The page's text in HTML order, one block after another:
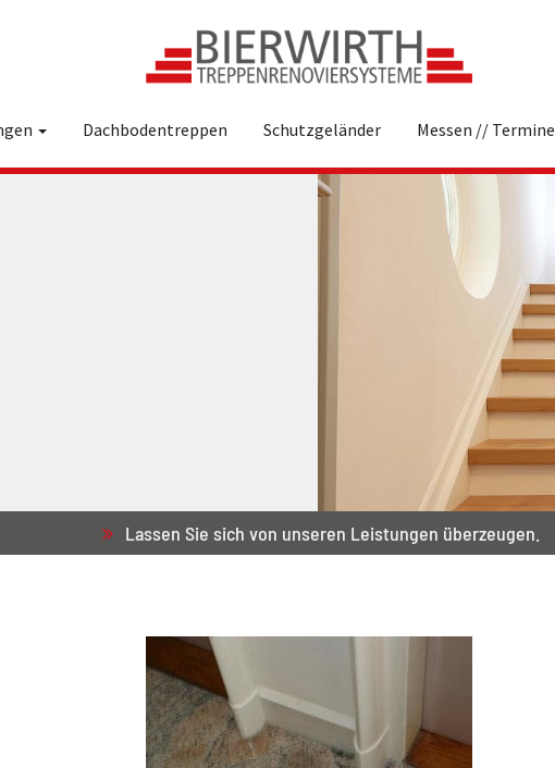
Dachbodentreppen Schutzgeländer Messen // Termine
Lassen Sie sich von unseren Leistungen überzeugen.